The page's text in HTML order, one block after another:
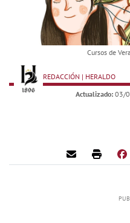
Cursos de
REDACCIÓN | HERALDO
Actualizado: 03/